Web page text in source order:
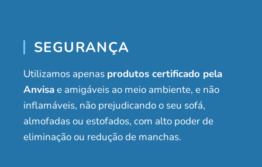
SEGURANÇA
Utilizamos apenas produtos certificado pela
Anvisae amigáveis ao meio ambiente, e não
inflamáveis, não prejudicando o seu sofá,
almofadas ou estofados, com alto poder de
eliminação ou redução de manchas.